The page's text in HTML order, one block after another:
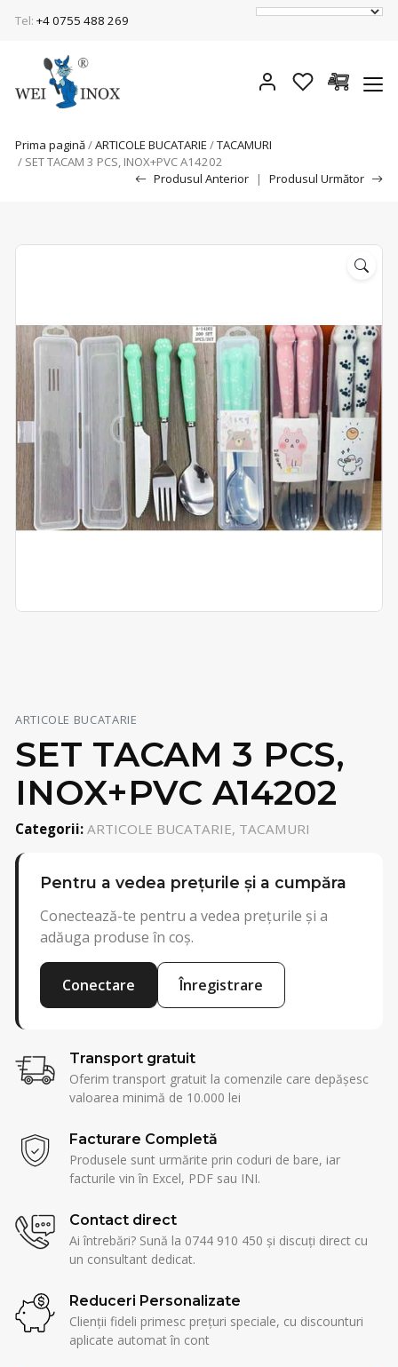
Tel: +4 0755 488 269
Prima pagină/ARTICOLE BUCATARIE /TACAMURI
/ SET TACAM 3 PCS, INOX+PVC A14202
Produsul Anterior
| Produsul Următor
ARTICOLE BUCATARIE
SET TACAM 3 PCS,
INOX+PVC A14202
Categorii: ARTICOLE BUCATARIE, TACAMURI
Pentru a vedea prețurile și a cumpăra
Conectează-te pentru a vedea prețurile și a
adăuga produse în coș.
Conectare Înregistrare
Transport gratuit
Oferim transport gratuit la comenzile care depășesc
valoarea minimă de 10.000 lei
Facturare Completă
Produsele sunt urmărite prin coduri de bare, iar
facturile vin în Excel, PDF sau INI.
Contact direct
Ai întrebări? Sună la 0744 910 450 și discuți direct cu
un consultant dedicat.
Reduceri Personalizate
Clienții fideli primesc prețuri speciale, cu discounturi
aplicate automat în cont